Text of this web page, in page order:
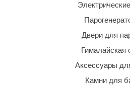
Двери для
Гималайская
Аксессуары
Камни для